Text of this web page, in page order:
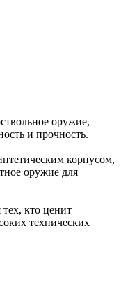
оружие,
и прочность.
корпусом,
оружие для
кто ценит
технических